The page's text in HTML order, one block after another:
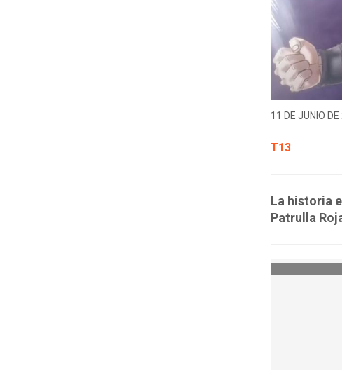
11 DE JUNIO
T13
La historia
Patrulla